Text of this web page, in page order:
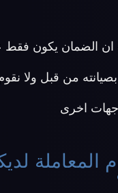
ان الضمان يكون فقط
من قبل ولا
اخرى
المعاملة